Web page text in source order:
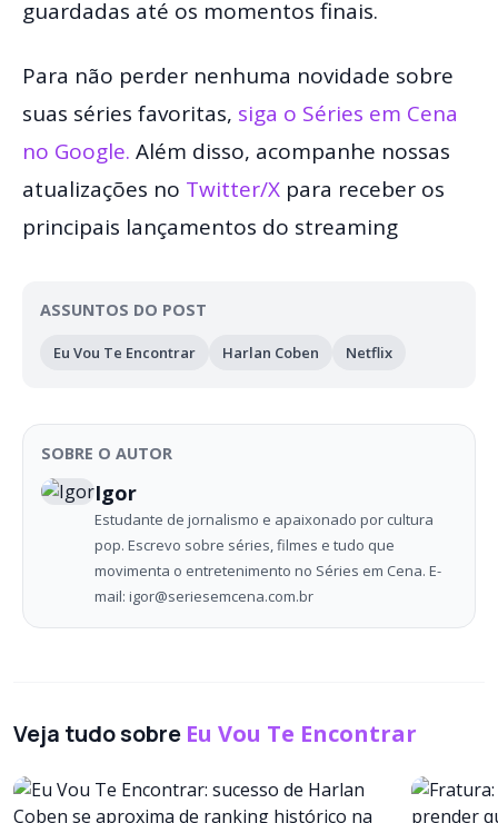
guardadas até os momentos finais.
Para não perder nenhuma novidade sobre
suas séries favoritas, siga o Séries em Cena
no Google. Além disso, acompanhe nossas
atualizações no Twitter/X para receber os
principais lançamentos do streaming
ASSUNTOS DO POST
Eu Vou Te Encontrar Harlan Coben Netflix
SOBRE O AUTOR
Igor
Estudante de jornalismo e apaixonado por cultura
pop. Escrevo sobre séries, filmes e tudo que
movimenta o entretenimento no Séries em Cena. E-
mail: igor@seriesemcena.com.br
Veja tudo sobre Eu Vou Te Encontrar